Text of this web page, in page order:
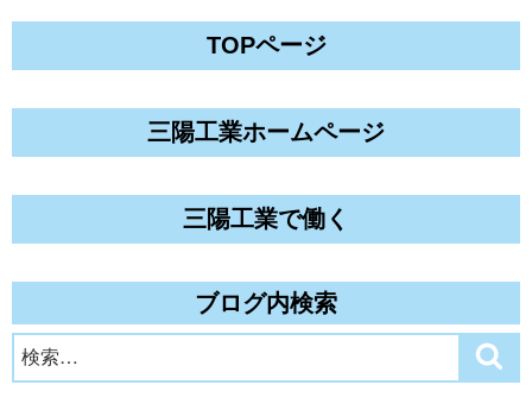
TOPページ
三陽工業ホームページ
三陽工業で働く
ブログ内検索
検
索: